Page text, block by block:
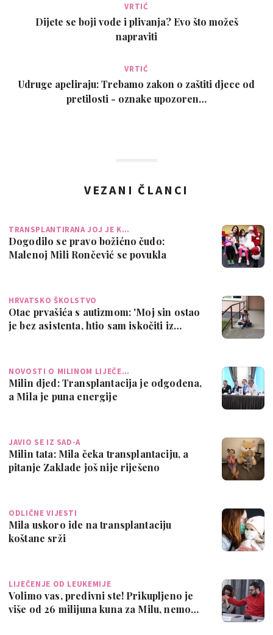
VRTIĆ
Dijete se boji vode i plivanja? Evo što možeš
napraviti
VRTIĆ
Udruge apeliraju: Trebamo zakon o zaštiti djece od
pretilosti - oznake upozoren…
VEZANI ČLANCI
TRANSPLANTIRANA JOJ JE K…
Dogodilo se pravo božićno čudo:
Malenoj Mili Rončević se povukla
HRVATSKO ŠKOLSTVO
Otac prvašića s autizmom: 'Moj sin ostao
je bez asistenta, htio sam iskočiti iz…
NOVOSTI O MILINOM LIJEČE…
Milin djed: Transplantacija je odgođena,
a Mila je puna energije
JAVIO SE IZ SAD-A
Milin tata: Mila čeka transplantaciju, a
pitanje Zaklade još nije riješeno
ODLIČNE VIJESTI
Mila uskoro ide na transplantaciju
koštane srži
LIJEČENJE OD LEUKEMIJE
Volimo vas, predivni ste! Prikupljeno je
više od 26 milijuna kuna za Milu, nemo…